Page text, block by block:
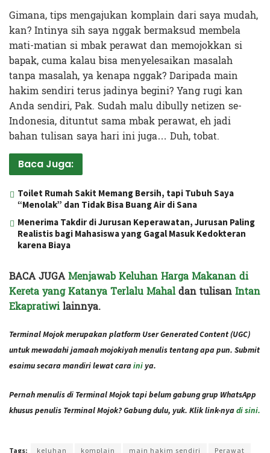
Gimana, tips mengajukan komplain dari saya mudah,
kan? Intinya sih saya nggak bermaksud membela
mati-matian si mbak perawat dan memojokkan si
bapak, cuma kalau bisa menyelesaikan masalah
tanpa masalah, ya kenapa nggak? Daripada main
hakim sendiri terus jadinya begini? Yang rugi kan
Anda sendiri, Pak. Sudah malu dibully netizen se-
Indonesia, dituntut sama mbak perawat, eh jadi
bahan tulisan saya hari ini juga… Duh, tobat.
Baca Juga:
Toilet Rumah Sakit Memang Bersih, tapi Tubuh Saya
“Menolak” dan Tidak Bisa Buang Air di Sana
Menerima Takdir di Jurusan Keperawatan, Jurusan Paling
Realistis bagi Mahasiswa yang Gagal Masuk Kedokteran
karena Biaya
BACA JUGAMenjawab Keluhan Harga Makanan di
Kereta yang Katanya Terlalu Mahaldan tulisanIntan
Ekapratiwilainnya.
Terminal Mojok merupakan platform User Generated Content (UGC)
untuk mewadahi jamaah mojokiyah menulis tentang apa pun. Submit
esaimu secara mandiri lewat caraini ya.
Pernah menulis di Terminal Mojok tapi belum gabung grup WhatsApp
khusus penulis Terminal Mojok? Gabung dulu, yuk. Klik link-nyadi sini.
Tags: keluhan komplain main hakim sendiri
Perawat